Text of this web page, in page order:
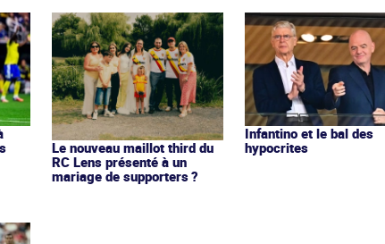
Le nouveau maillot third du
RC Lens présenté à un
mariage de supporters ?
Infantino et le bal des
hypocrites